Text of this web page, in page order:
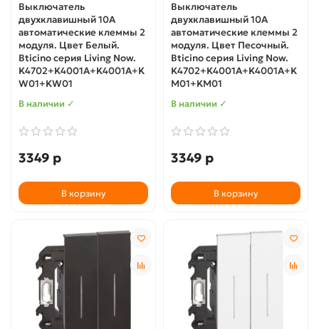
Выключатель
двухклавишный 10А
автоматические клеммы 2
модуля. Цвет Белый.
Bticino серия Living Now.
K4702+K4001A+K4001A+K
W01+KW01
В наличии ✓
3349 р
В корзину
Выключатель
двухклавишный 10А
автоматические клеммы 2
модуля. Цвет Песочный.
Bticino серия Living Now.
K4702+K4001A+K4001A+K
M01+KM01
В наличии ✓
3349 р
В корзину